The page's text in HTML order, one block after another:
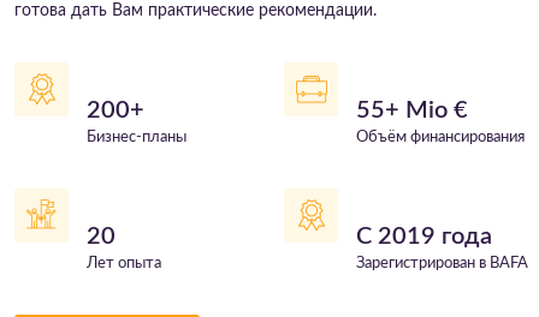
готова дать Вам практические рекомендации.
200+
Бизнес-планы
55+ Mio €
Объём финансирования
20
Лет опыта
С 2019 года
Зарегистрирован в BAFA